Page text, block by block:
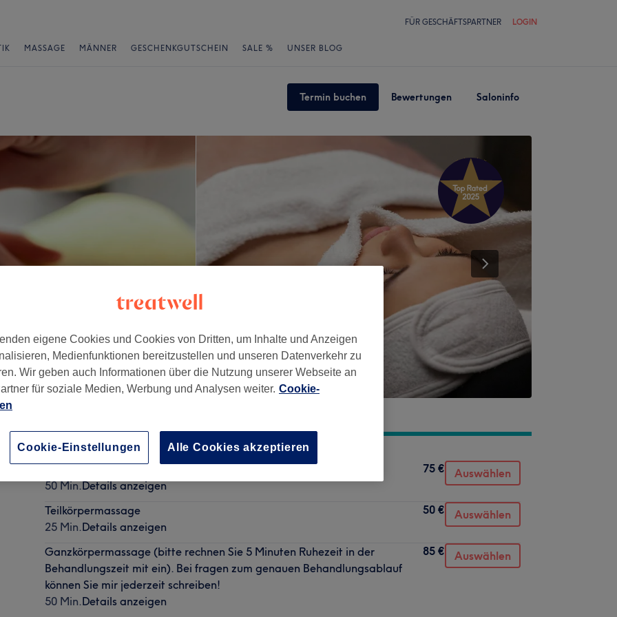
FÜR GESCHÄFTSPARTNER LOGIN
MASSAGE MÄNNER GESCHENKGUTSCHEIN SALE % UNSER BLOG
Termin buchen Bewertungen Saloninfo
Klassische Gesichtsbehandlung
50 Min.Details anzeigen
75 € Auswählen
Teilkörpermassage
25 Min.Details anzeigen
50 € Auswählen
Ganzkörpermassage (bitte rechnen Sie 5 Minuten Ruhezeit in der
Behandlungszeit mit ein). Bei fragen zum genauen Behandlungsablauf
können Sie mir jederzeit schreiben!
50 Min.Details anzeigen
85 € Auswählen
eigene Cookies und Cookies von Dritten, um Inhalte und Anzeigen
Medienfunktionen bereitzustellen und unseren Datenverkehr zu
Wir geben auch Informationen über die Nutzung unserer Webseite an
für soziale Medien, Werbung und Analysen weiter. Cookie-
Cookie-Einstellungen Alle Cookies akzeptieren